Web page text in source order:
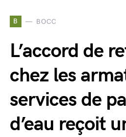
B BOCC
L’accord de
chez les
services de
d’eau reçoit